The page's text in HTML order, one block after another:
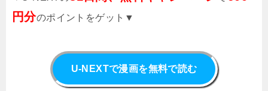
円分のポイントをゲット▼
U-NEXTで漫画を無料で読む